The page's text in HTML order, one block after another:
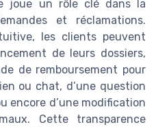
joue un rôle clé dans la
et réclamations.
les clients peuvent
de leurs dossiers,
de remboursement pour
ou chat, d’une question
encore d’une modification
Cette transparence